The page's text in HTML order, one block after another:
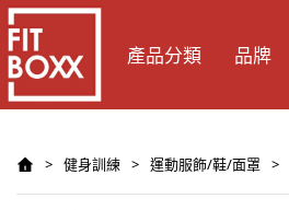
產品分類 品牌
> 健身訓練 > 運動服飾/鞋/面罩 >